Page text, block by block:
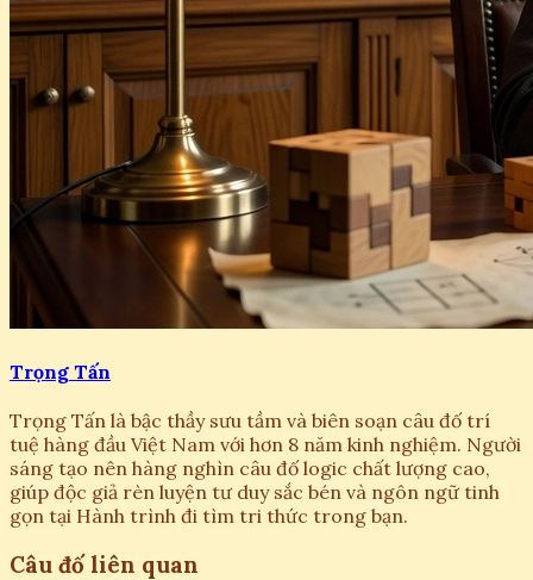
Trọng Tấn
Trọng Tấn là bậc thầy sưu tầm và biên soạn câu đố trí
tuệ hàng đầu Việt Nam với hơn 8 năm kinh nghiệm. Người
sáng tạo nên hàng nghìn câu đố logic chất lượng cao,
giúp độc giả rèn luyện tư duy sắc bén và ngôn ngữ tinh
gọn tại Hành trình đi tìm tri thức trong bạn.
Câu đố liên quan